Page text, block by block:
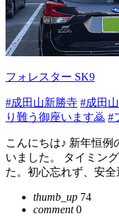
フォレスター SK9
#成田山新勝寺 #成田
り難う御座います🙇 #
こんにちは♪ 新年恒
いました。 タイミン
た。初心忘れず、安
thumb_up 74
comment0